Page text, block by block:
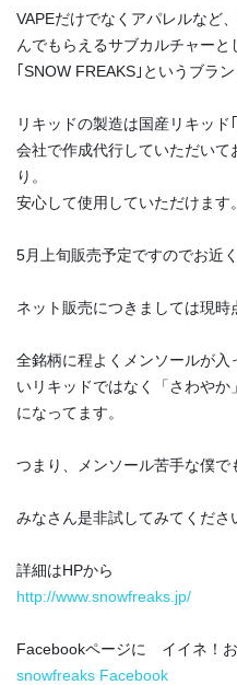
VAPEだけでなくアパレルなど
んでもらえるサブカルチャーと
｢SNOW FREAKS｣というブラン
リキッドの製造は国産リキッ
会社で作成代行していただい
り。
安心して使用していただけます。
5月上旬販売予定ですのでお近
ネット販売につきましては現時
全銘柄に程よくメンソールが
いリキッドではなく「さわや
になってます。
つまり、メンソール苦手な僕で
みなさん是非試してみてくださ
詳細はHPから
http://www.snowfreaks.jp/
Facebookページに イイネ！
snowfreaks Facebook